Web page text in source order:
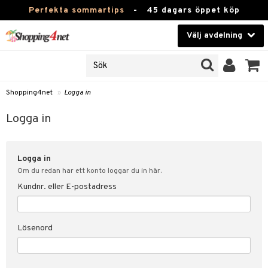
Perfekta sommartips - 45 dagars öppet köp
Välj avdelning
Kontaktlinser
Hälsokost
Fitness
Hem & Inredning
Leksaker, Barn & Baby
Varumärken
Shopping4net » Logga in
Logga in
Logga in
Om du redan har ett konto loggar du in här.
Kundnr. eller E-postadress
Lösenord
svar